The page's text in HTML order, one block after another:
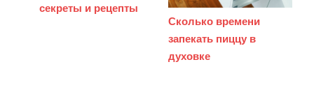
секреты и рецепты
Сколько времени
запекать пиццу в
духовке